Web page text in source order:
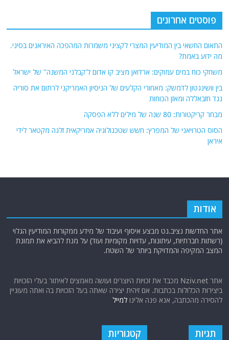
פוסטים אחרונים
התאום החשאי בין המודיעין המצרי לקציני משמרות המהפכה האיראנים בסיני.
מה ידוע באמת?
משחקי כוח במים עמוקים: ארדואן מציב קו אדום ל'קבלני המשנה" של ישראל
בין וושינגטון לדמשק: מאחורי הקלעים של הניסיון האמריקני לרתום את סוריה
נגד חזבאללה ומאזן הכוחות
מבחר קריקטורות: 80 שנה של מילים ללא הפסקה
הסוס הטרויאני של המפרץ: חשש שטכנולוגיה אמריקאית זלגה מקטאר לידי
איראן
אודות
אתר החדשות נציב.נט מבצע איסוף ועיבוד של מידע ממקורות המודיעין הגלוי
(רשתות חברתיות, עיתונות, עדויות מקומיות ועוד) על מנת להביא את תמונת
המצב המקיפה והמדויקת ביותר של השטח.
אתר Nziv.net מכבד את זכויות היוצרים ועושה מאמצים לאיתור בעלי הזכויות
ביצירות הכלולות בכתבות. אם זיהית יצירה שאתה בעל הזכויות בה ואתה מעוניין
להסירה מהכתבה, אנא פנה אלינולמייל
תגיות קטגוריות